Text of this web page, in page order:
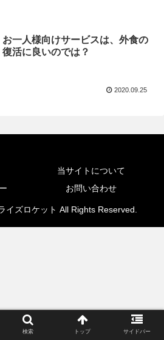
お一人様向けサービスは、外食の
復活に良いのでは？
2020.09.25
当サイトについて
お問い合わせ
イズロケット All Rights Reserved.
検索 トップ サイドバー